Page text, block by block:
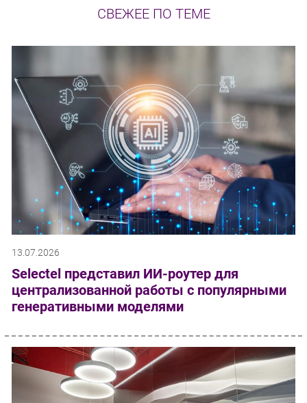
СВЕЖЕЕ ПО ТЕМЕ
13.07.2026
Selectel представил ИИ-роутер для
централизованной работы с популярными
генеративными моделями